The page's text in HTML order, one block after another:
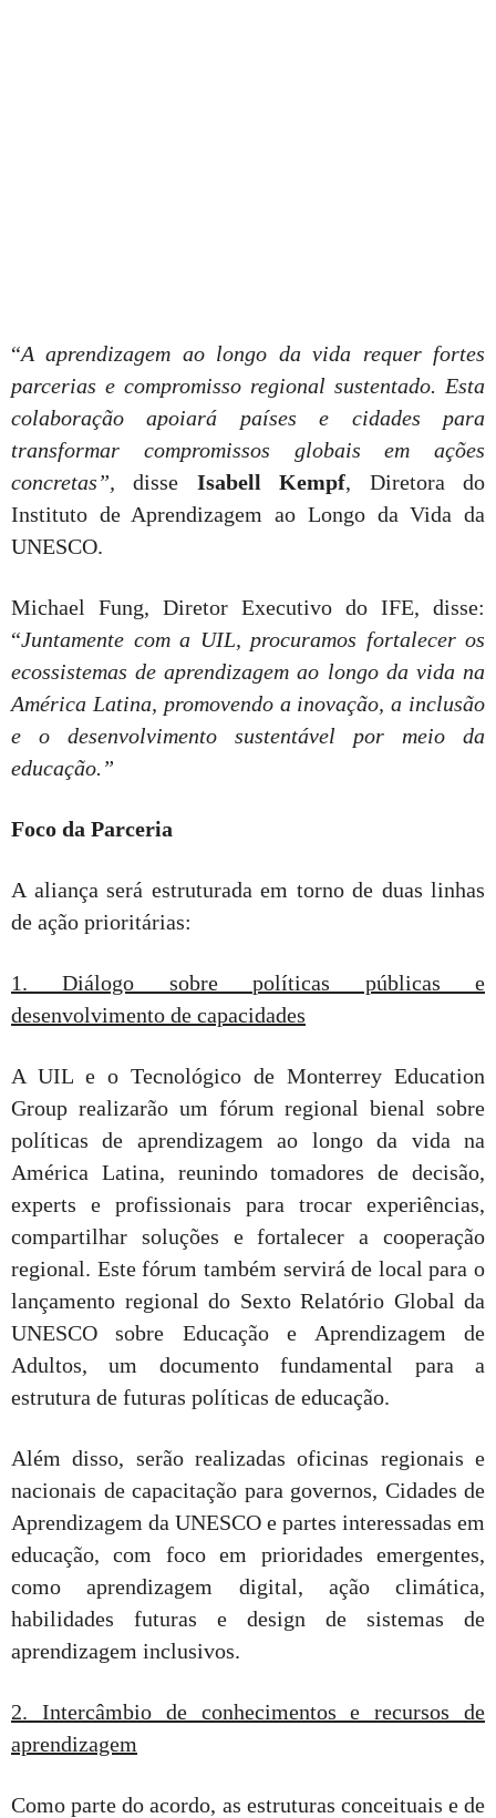
“A aprendizagem ao longo da vida requer fortes
parcerias e compromisso regional sustentado. Esta
colaboração apoiará países e cidades para
transformar compromissos globais em ações
concretas”, disse Isabell Kempf, Diretora do
Instituto de Aprendizagem ao Longo da Vida da
UNESCO.
Michael Fung, Diretor Executivo do IFE, disse:
“Juntamente com a UIL, procuramos fortalecer os
ecossistemas de aprendizagem ao longo da vida na
América Latina, promovendo a inovação, a inclusão
e o desenvolvimento sustentável por meio da
educação.”
Foco da Parceria
A aliança será estruturada em torno de duas linhas
de ação prioritárias:
1. Diálogo sobre políticas públicas e
desenvolvimento de capacidades
A UIL e o Tecnológico de Monterrey Education
Group realizarão um fórum regional bienal sobre
políticas de aprendizagem ao longo da vida na
América Latina, reunindo tomadores de decisão,
experts e profissionais para trocar experiências,
compartilhar soluções e fortalecer a cooperação
regional. Este fórum também servirá de local para o
lançamento regional do Sexto Relatório Global da
UNESCO sobre Educação e Aprendizagem de
Adultos, um documento fundamental para a
estrutura de futuras políticas de educação.
Além disso, serão realizadas oficinas regionais e
nacionais de capacitação para governos, Cidades de
Aprendizagem da UNESCO e partes interessadas em
educação, com foco em prioridades emergentes,
como aprendizagem digital, ação climática,
habilidades futuras e design de sistemas de
aprendizagem inclusivos.
2. Intercâmbio de conhecimentos e recursos de
aprendizagem
Como parte do acordo, as estruturas conceituais e de